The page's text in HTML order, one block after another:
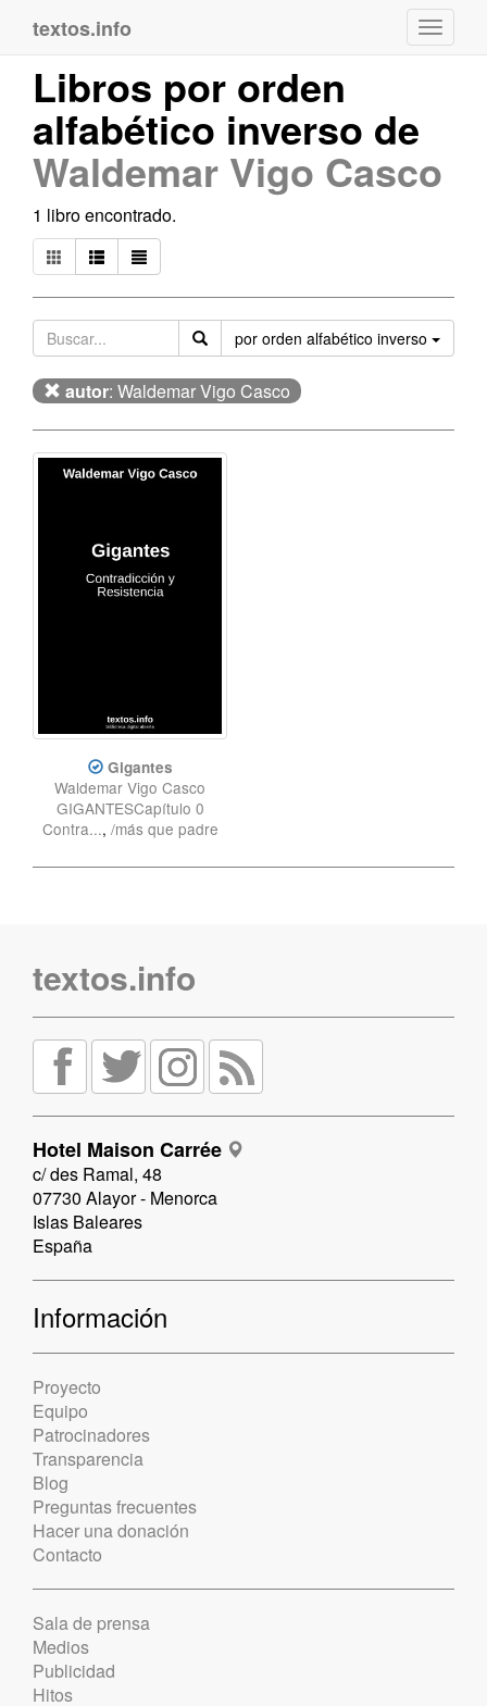
textos.info
Libros por orden
alfabético inverso de
Waldemar Vigo Casco
1 libro encontrado.
por orden alfabético inverso
autor: Waldemar Vigo Casco
Gigantes
Waldemar Vigo Casco
GIGANTESCapítulo 0
Contra..., /más que padre
textos.info
Hotel Maison Carrée
c/ des Ramal, 48
07730 Alayor - Menorca
Islas Baleares
España
Información
Proyecto
Equipo
Patrocinadores
Transparencia
Blog
Preguntas frecuentes
Hacer una donación
Contacto
Sala de prensa
Medios
Publicidad
Hitos